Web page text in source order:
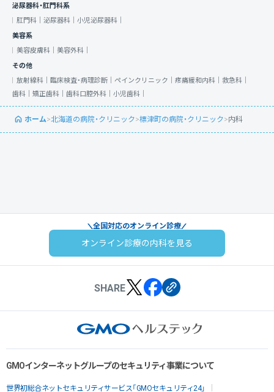
泌尿器科・肛門科系
肛門科｜ 泌尿器科｜ 小児泌尿器科｜
美容系
美容皮膚科｜ 美容外科｜
その他
放射線科｜ 臨床検査・病理診断｜ ペインクリニック｜ 疼痛緩和内科｜ 救急科｜
歯科｜ 矯正歯科｜ 歯科口腔外科｜ 小児歯科｜
ホーム>北海道の病院・クリニック>標津町の病院・クリニック>内科
全国対応のオンライン診療
オンライン診療の内科を見る
SHARE
GMOインターネットグループのセキュリティ事業について
世界初総合ネットセキュリティサービス「GMOセキュリティ24」